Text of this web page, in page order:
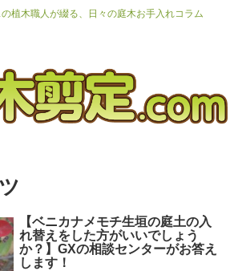
植木職人が綴る、日々の庭木お手入れコラム
【ベニカナメモチ生垣の庭土の入
れ替えをした方がいいでしょう
か？】GXの相談センターがお答え
します！